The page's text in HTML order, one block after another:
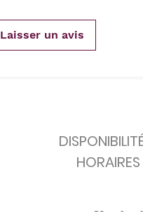
Laisser un avis
HORAIRES